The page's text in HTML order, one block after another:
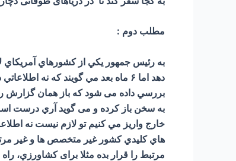
مطلب دوم :
به رئيس جمهور يكي از كشورهاي
بررسي داده می شود كه باز همان گزارش
به سخن باز كرده و می گوید آري درست
خارج واريز مي كنيم تو لازم نيست نه
هاي كليدي كشور غير متخصص ها و غير
مرتبط را قرار بده مثلا برای كشاورزي،